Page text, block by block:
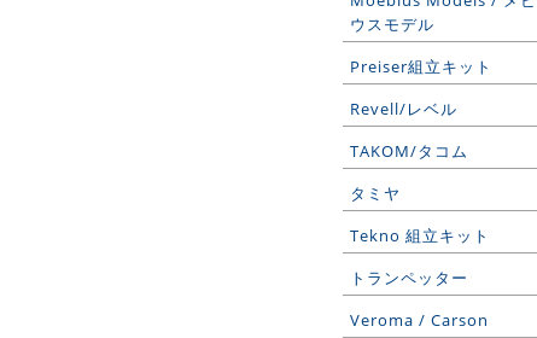
ウスモデル
Preiser組立キット
Revell/レベル
TAKOM/タコム
タミヤ
Tekno 組立キット
トランペッター
Veroma / Carson